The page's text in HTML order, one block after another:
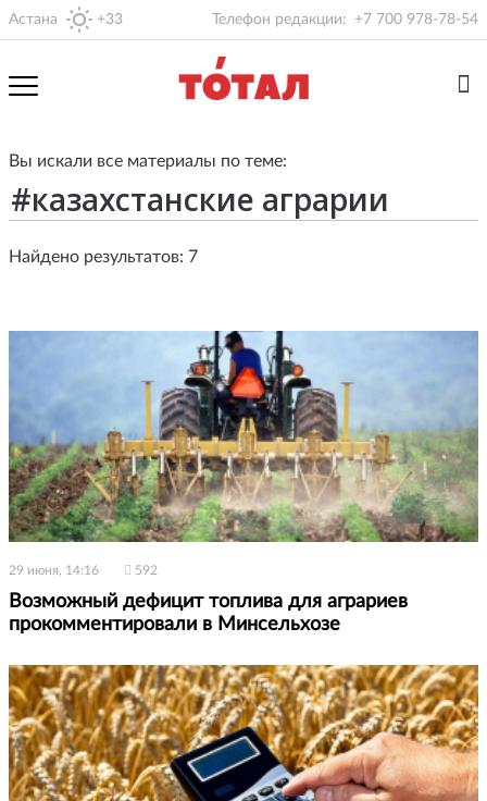
Астана +33 Телефон редакции: +7 700 978-78-54
Вы искали все материалы по теме:
Найдено результатов: 7
29 июня, 14:16 592
Возможный дефицит топлива для аграриев
прокомментировали в Минсельхозе